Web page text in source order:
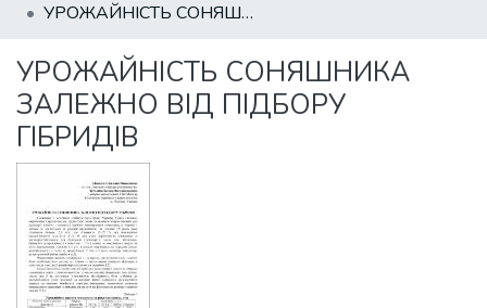
All of DSpace
Statistics
УРОЖАЙНІСТЬ СОНЯШНИКА ЗАЛЕЖНО ВІД ПІДБОРУ ГІБРИДІВ
УРОЖАЙНІСТЬ СОНЯШНИКА
ЗАЛЕЖНО ВІД ПІДБОРУ
ГІБРИДІВ